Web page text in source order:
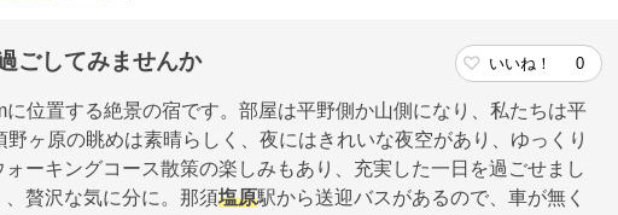
ごしてみませんか いいね！ 0
位置する絶景の宿です。部屋は平野側か山側になり、私たちは平
ヶ原の眺めは素晴らしく、夜にはきれいな夜空があり、ゆっくり
ーキングコース散策の楽しみもあり、充実した一日を過ごせまし
贅沢な気に分に。那須塩原駅から送迎バスがあるので、車が無く